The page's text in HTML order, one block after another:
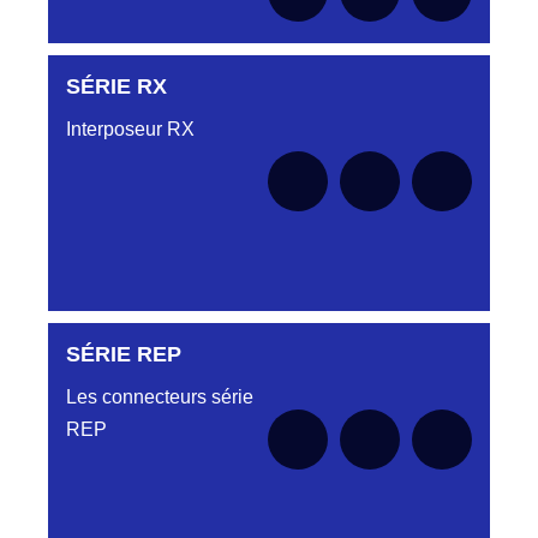
Aucune pièce disponible pour cette série pour
SÉRIE RX
Interposeur RX
Aucune pièce disponible pour cette série pour
SÉRIE REP
Les connecteurs série
REP